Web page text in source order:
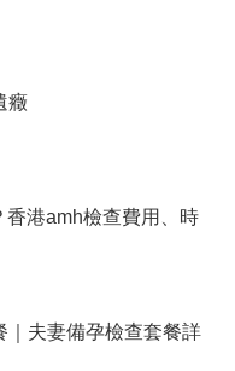
癥
港amh檢查費用、時
｜夫妻備孕檢查套餐詳